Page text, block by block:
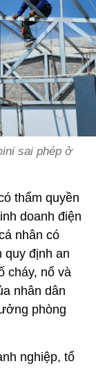
sai phép ở
thẩm quyền
doanh điện
nhân có
quy định an
cháy, nổ và
nhân dân
phòng
nghiệp, tổ